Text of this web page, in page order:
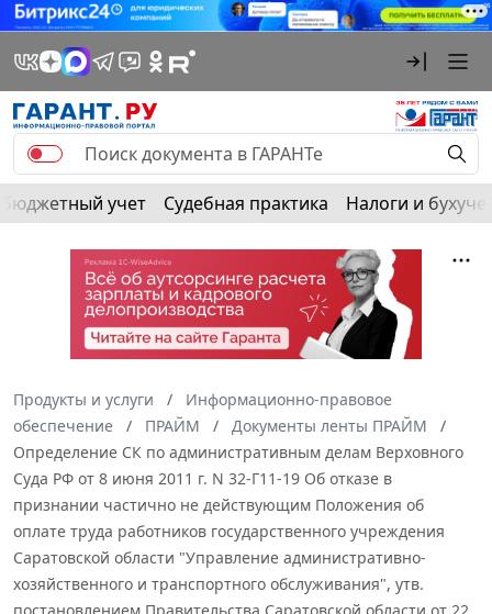
Бюджетный учет Судебная практика Налоги и
Продукты и услуги
Информационно-правовое
обеспечение
ПРАЙМ
Документы ленты ПРАЙМ
Определение СК по административным делам Верховного
Суда РФ от 8 июня 2011 г. N 32-Г11-19 Об отказе в
признании частично не действующим Положения об
оплате труда работников государственного учреждения
Саратовской области "Управление административно-
хозяйственного и транспортного обслуживания", утв.